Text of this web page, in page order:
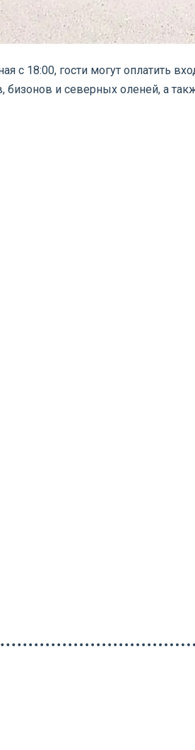
с 18:00, гости могут оплатить
и северных оленей, а